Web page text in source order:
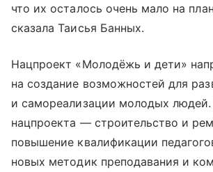
что их осталось очень мало на
сказала Таисья Банных.
Нацпроект «Молодёжь и дети»
на создание возможностей для
и самореализации молодых людей.
нацпроекта — строительство и
повышение квалификации
новых методик преподавания и